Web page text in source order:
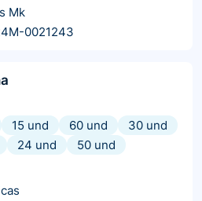
Mk
0021243
15 und 60 und
30 und
24 und
50 und